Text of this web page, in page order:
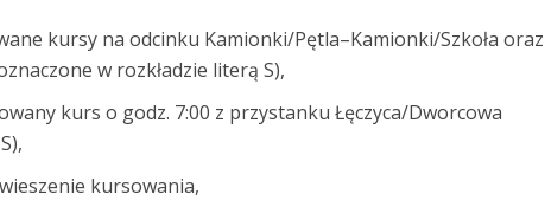
kursy na odcinku Kamionki/Pętla–Kamionki/Szkoła oraz
w rozkładzie literą S),
kurs o godz. 7:00 z przystanku Łęczyca/Dworcowa
kursowania,